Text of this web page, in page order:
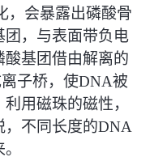
，会暴露出磷酸骨
团，与表面带负电
基团借由解离的
子桥，使DNA被
用磁珠的磁性，
，不同长度的DNA